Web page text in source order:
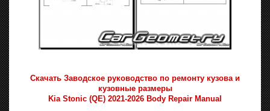
Скачать Заводское руководство по ремонту кузова и
кузовные размеры
Kia Stonic (QE) 2021-2026 Body Repair Manual